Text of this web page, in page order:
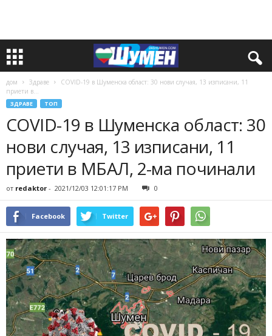
дом Здраве
COVID-19 в Шуменска област: 30 нови случая, 13 изписани, 11
приети в...
ЗДРАВЕ ТОП
COVID-19 в Шуменска област: 30
нови случая, 13 изписани, 11
приети в МБАЛ, 2-ма починали
от redaktor - 2021/12/03 12:01:17 PM 0
Facebook Twitter